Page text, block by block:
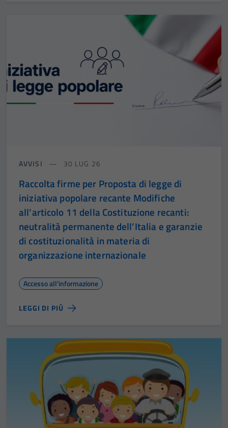
AVVISI 30 LUG 26
Raccolta firme per Proposta di legge di
iniziativa popolare recante Modifiche
all’articolo 11 della Costituzione recanti:
neutralità permanente dell’Italia e garanzie
di costituzionalità in materia di
organizzazione internazionale
Accesso all'informazione
LEGGI DI PIÙ